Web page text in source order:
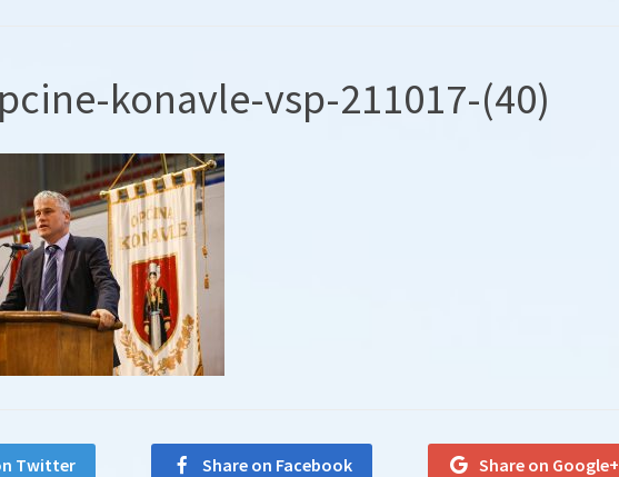
konavle-vsp-211017-(40)
Twitter Share on Facebook Share on Google+